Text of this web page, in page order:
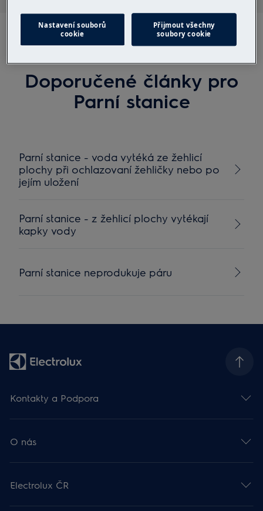
Doporučené články pro
Parní stanice
Parní stanice - voda vytéká ze žehlicí
plochy při ochlazovaní žehličky nebo po
jejím uložení
Parní stanice - z žehlicí plochy vytékají
kapky vody
Parní stanice neprodukuje páru
Kontakty a Podpora
O nás
Electrolux ČR
Nastavení souborů
cookie
Přijmout všechny
soubory cookie